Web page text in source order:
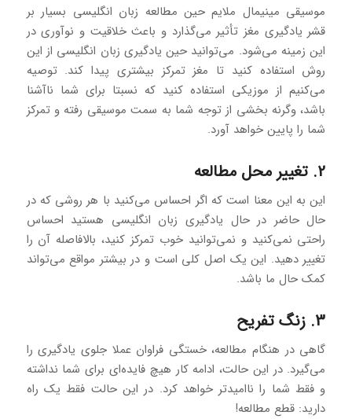
موسیقی مینیمال ملایم حین مطالعه زبان انگلیسی بسیار بر
قشر یادگیری مغز تأثیر می‌گذارد و باعث خلاقیت و نوآوری در
این زمینه می‌شود. می‌توانید حین یادگیری زبان انگلیسی از این
روش استفاده کنید تا مغز تمرکز بیشتری پیدا کند. توصیه
می‌کنیم از موزیکی استفاده کنید که نسبتا برای شما ناآشنا
باشد، وگرنه بخشی از توجه شما به سمت موسیقی رفته و تمرکز
شما را پایین خواهد آورد.
2. تغییر محل مطالعه
این به این معنا است که اگر احساس می‌کنید با هر روشی که در
حال حاضر در حال یادگیری زبان انگلیسی هستید احساس
راحتی نمی‌کنید و نمی‌توانید خوب تمرکز کنید، بالافاصله آن را
تغییر دهید. این یک اصل کلی است و در بیشتر مواقع می‌تواند
کمک حال ما باشد.
3. زنگ تفریح
گاهی در هنگام مطالعه، خستگی فراوان عملا جلوی یادگیری را
می‌گیرد. در این حالت، ادامه کار هیچ فایده‌ای برای شما نداشته
و فقط شما را ناامیدتر خواهد کرد. در این حالت فقط یک راه
دارید: قطع مطالعه!